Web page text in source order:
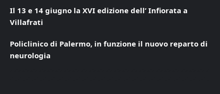
Il 13 e 14 giugno la XVI edizione dell’ Infiorata a
Villafrati
Policlinico di Palermo, in funzione il nuovo reparto di
neurologia